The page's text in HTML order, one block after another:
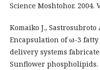
Science Moshtohor. 2004.
Komaiko J., Sastrosubroto
Encapsulation of ω-3
delivery systems
Sunflower phospholipids.